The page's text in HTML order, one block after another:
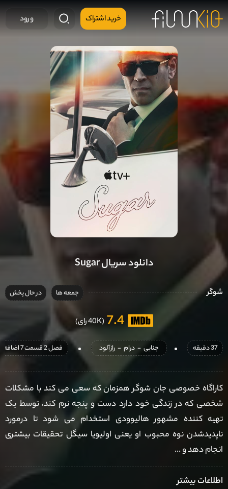
خرید اشتراک ورود
دانلود سریال Sugar
شوگر جمعه ها در حال پخش
7.4 (40K رای)
37 دقیقه جنایی - درام - رازآلود فصل 2 قسمت 7 اضافه شد
کاراگاه خصوصی جان شوگر همزمان که سعی می کند با مشکلات
شخصی که در زندگی خود دارد دست و پنجه نرم کند، توسط یک
تهیه کننده مشهور هالیوودی استخدام می شود تا درمورد
ناپدیدشدن نوه محبوب او یعنی اولیویا سیگل تحقیقات بیشتری
انجام دهد و ...
اطلاعات بیشتر